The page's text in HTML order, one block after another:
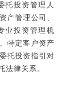
托投资管理人
产管理公司、
业投资管理机
特定客户资产
托投资指引对
法律关系。